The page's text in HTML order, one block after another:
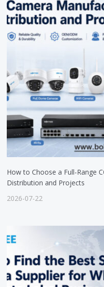
How to Choose a Full-Range
Distribution and Projects
2026-07-22